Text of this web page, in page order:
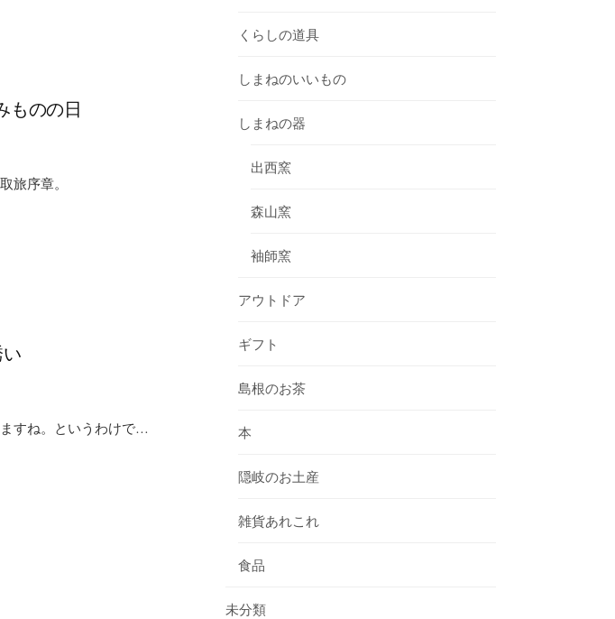
ものの日
旅序章。
すね。というわけで…
くらしの道具
しまねのいいもの
しまねの器
出西窯
森山窯
袖師窯
アウトドア
ギフト
島根のお茶
本
隠岐のお土産
雑貨あれこれ
食品
未分類